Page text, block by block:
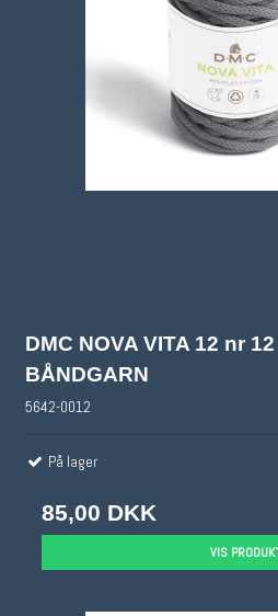
DMC NOVA VITA 12 nr
BÅNDGARN
5642-0012
På lager
85,00 DKK
VIS